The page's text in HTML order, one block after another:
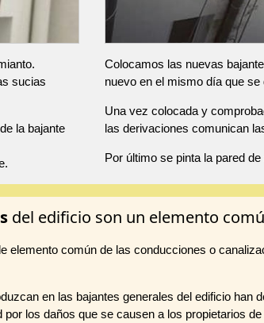
sucias
la bajante
Colocamos las nuevas
nuevo en el mismo día que se
Una vez colocada y
las derivaciones comunican
Por último se pinta la pared
del edificio son un elemento
elemento común de las conducciones o
en las bajantes generales del edificio han
los daños que se causen a los propietarios